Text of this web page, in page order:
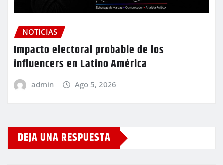
NOTICIAS
Impacto electoral probable de los
influencers en Latino América
admin Ago 5, 2026
DEJA UNA RESPUESTA